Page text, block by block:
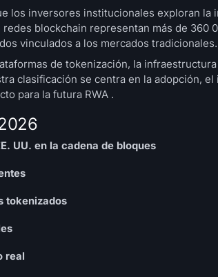
los inversores institucionales exploran la
blockchain representan más de 360
vinculados a los mercados tradicionales.
de tokenización, la
clasificación se centra en la adopción, el
para la futura RWA .
UU. en la cadena de bloques
tokenizados
real